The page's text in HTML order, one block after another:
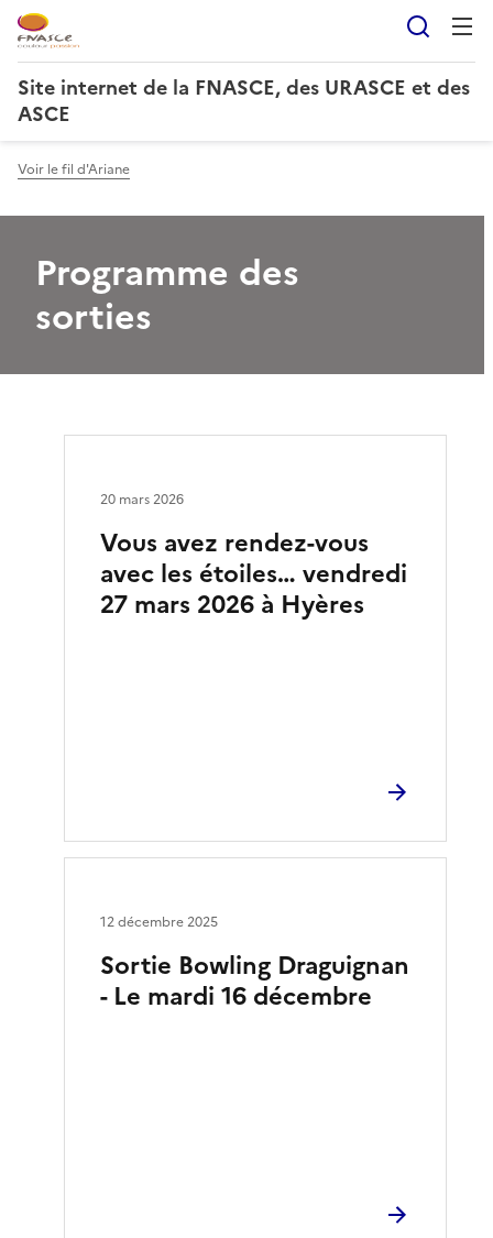
Site internet de la FNASCE, des URASCE et des
ASCE
Voir le fil d'Ariane
Programme des
sorties
Vous avez rendez-vous
avec les étoiles… vendredi
27 mars 2026 à Hyères
20 mars 2026
Sortie Bowling Draguignan
- Le mardi 16 décembre
12 décembre 2025